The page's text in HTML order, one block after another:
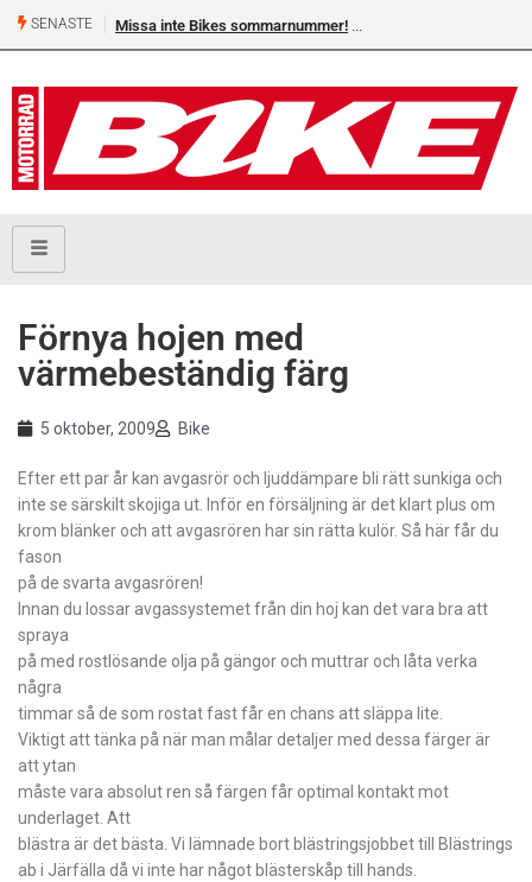
SENASTE Missa inte Bikes sommarnummer!
Förnya hojen med
värmebeständig färg
5 oktober, 2009 Bike
Efter ett par år kan avgasrör och ljuddämpare bli rätt sunkiga och
inte se särskilt skojiga ut. Inför en försäljning är det klart plus om
krom blänker och att avgasrören har sin rätta kulör. Så här får du
fason
på de svarta avgasrören!
Innan du lossar avgassystemet från din hoj kan det vara bra att
spraya
på med rostlösande olja på gängor och muttrar och låta verka
några
timmar så de som rostat fast får en chans att släppa lite.
Viktigt att tänka på när man målar detaljer med dessa färger är
att ytan
måste vara absolut ren så färgen får optimal kontakt mot
underlaget. Att
blästra är det bästa. Vi lämnade bort blästringsjobbet till Blästrings
ab i Järfälla då vi inte har något blästerskåp till hands.